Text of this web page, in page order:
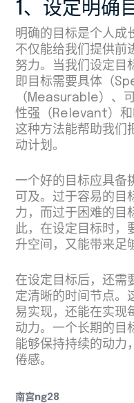
1、设定明确
明确的目标是个人成
不仅能给我们提供前
努力。当我们设定目
即目标需要具体（
（Measurable）、
性强（Relevant）和
这种方法能帮助我们
动计划。
一个好的目标应具备
可及。过于容易的目
力，而过于困难的目
此，在设定目标时，
升空间，又能带来足
在设定目标后，还需
定清晰的时间节点。
易实现，还能在实现
动力。一个长期的目
能够保持持续的动力
倦感。
南宫ng28